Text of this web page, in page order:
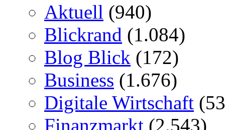
Aktuell (940)
Blickrand (1.084)
Blog Blick (172)
Business (1.676)
Digitale Wirtschaft
Finanzmarkt (2.543)